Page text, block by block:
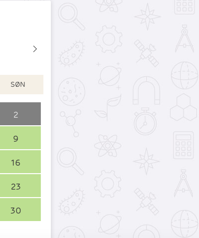
SØN
2
9
16
23
30